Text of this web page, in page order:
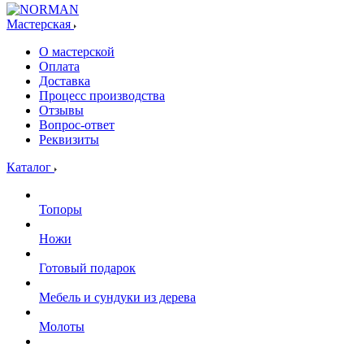
Мастерская
О мастерской
Оплата
Доставка
Процесс производства
Отзывы
Вопрос-ответ
Реквизиты
Каталог
Топоры
Ножи
Готовый подарок
Мебель и сундуки из дерева
Молоты